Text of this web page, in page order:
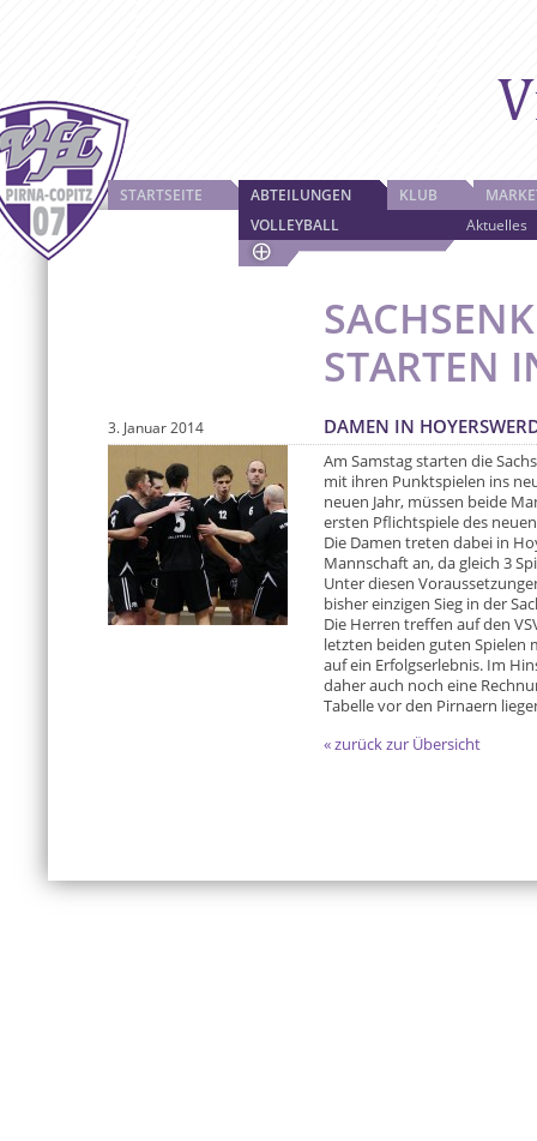
STARTSEITE
ABTEILUNGEN
VOLLEYBALL
Aktuelles
KLUB
STARTEN
DAMEN IN
3. Januar 2014
Am Samstag starten die
mit ihren Punktspielen ins
neuen Jahr, müssen beide
ersten Pflichtspiele des
Die Damen treten dabei in
Mannschaft an, da gleich 3
Unter diesen
bisher einzigen Sieg in der
Die Herren treffen auf den
letzten beiden guten Spielen
auf ein Erfolgserlebnis. Im
daher auch noch eine
Tabelle vor den Pirnaern
« zurück zur Übersicht